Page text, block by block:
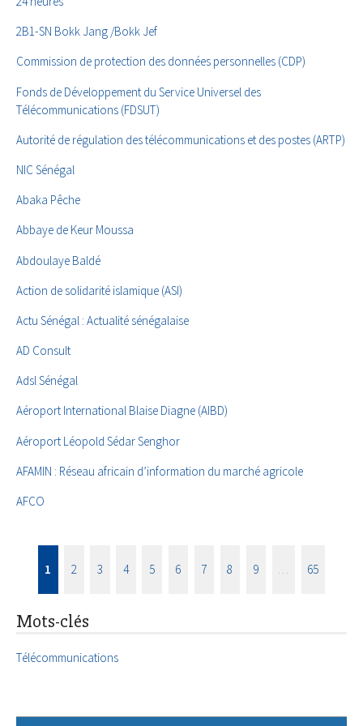
2B1-SN Bokk Jang /Bokk Jef
Commission de protection des données personnelles (CDP)
Fonds de Développement du Service Universel des
Télécommunications (FDSUT)
Autorité de régulation des télécommunications et des postes (ARTP)
NIC Sénégal
Abaka Pêche
Abbaye de Keur Moussa
Abdoulaye Baldé
Action de solidarité islamique (ASI)
Actu Sénégal : Actualité sénégalaise
AD Consult
Adsl Sénégal
Aéroport International Blaise Diagne (AIBD)
Aéroport Léopold Sédar Senghor
AFAMIN : Réseau africain d’information du marché agricole
AFCO
1 2 3 4 5 6 7 8 9 … 65
Mots-clés
Télécommunications